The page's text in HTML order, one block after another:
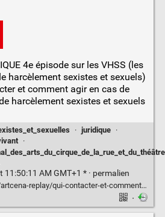
4e épisode sur les VHSS (les
harcèlement sexistes et sexuels)
et comment agir en cas de
harcèlement sexistes et sexuels
· juridique ·
·
AM GMT+1 * · permalien
et-comment-agir-en-cas-de-violences-et-de-harcelement-sexistes-et-sexuels
·